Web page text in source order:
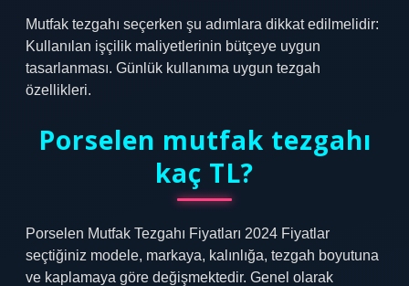
Mutfak tezgahı seçerken şu adımlara dikkat edilmelidir:
Kullanılan işçilik maliyetlerinin bütçeye uygun
tasarlanması. Günlük kullanıma uygun tezgah
özellikleri.
Porselen mutfak tezgahı
kaç TL?
Porselen Mutfak Tezgahı Fiyatları 2024 Fiyatlar
seçtiğiniz modele, markaya, kalınlığa, tezgah boyutuna
ve kaplamaya göre değişmektedir. Genel olarak